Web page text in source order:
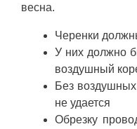
весна.
Черенки
У них должно
воздушный
Без
не удается
Обрезку